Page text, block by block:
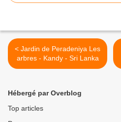
< Jardin de Peradeniya Les
arbres - Kandy - Sri Lanka
Hébergé par Overblog
Top articles